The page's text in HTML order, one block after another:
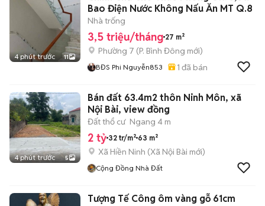
4 phút trước 11
Bao Điện Nước Không Nấu Ăn MT Q.8
Nhà trống
3,5 triệu/tháng 27 m²
Phường 7 (P. Bình Đông mới)
BĐS Phi Nguyễn853 1 đã bán
4 phút trước 5
Bán đất 63.4m2 thôn Ninh Môn, xã
Nội Bài, view đồng
Đất thổ cư Ngang 4 m
2 tỷ 32 tr/m² 63 m²
Xã Hiền Ninh (Xã Nội Bài mới)
Cộng Đồng Nhà Đất
Tượng Tế Công ôm vàng gỗ 61cm